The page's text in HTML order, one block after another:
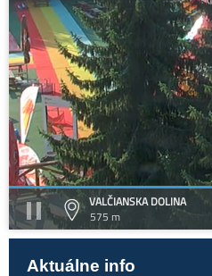
VALČIANSKA DOLINA
575 m
Aktuálne info